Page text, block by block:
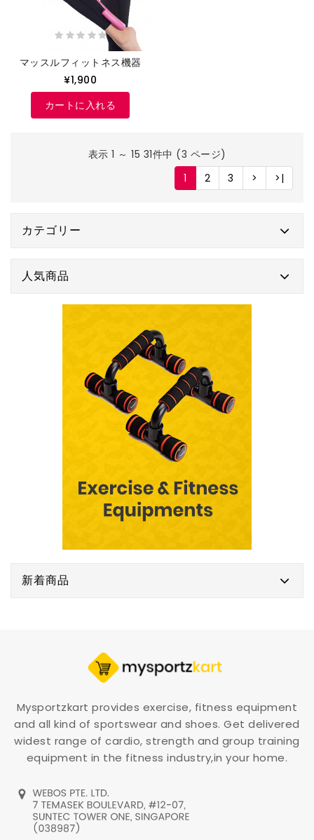
マッスルフィットネス機器
¥1,900
カートに入れる
表示 1 ～ 15 31件中 (3 ページ)
1
2 3 > >|
カテゴリー
人気商品
新着商品
Mysportzkart provides exercise, fitness equipment
and all kind of sportswear and shoes. Get delivered
widest range of cardio, strength and group training
equipment in the fitness industry,in your home.